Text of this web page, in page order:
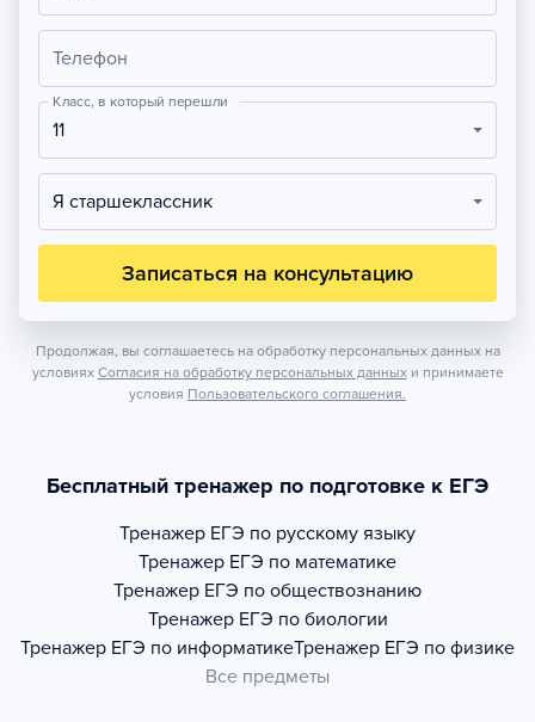
Телефон
Класс, в который перешли
11
Я старшеклассник
Записаться на консультацию
Продолжая, вы соглашаетесь на обработку персональных данных на
условиях Согласия на обработку персональных данных и принимаете
условия Пользовательского соглашения.
Бесплатный тренажер по подготовке к ЕГЭ
Тренажер ЕГЭ по русскому языку
Тренажер ЕГЭ по математике
Тренажер ЕГЭ по обществознанию
Тренажер ЕГЭ по биологии
Тренажер ЕГЭ по информатикеТренажер ЕГЭ по физике
Все предметы